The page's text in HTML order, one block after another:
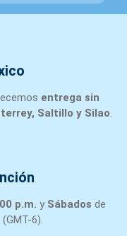
entrega sin
Saltillo y Silao
p.m. y Sábados de
(GMT-6).